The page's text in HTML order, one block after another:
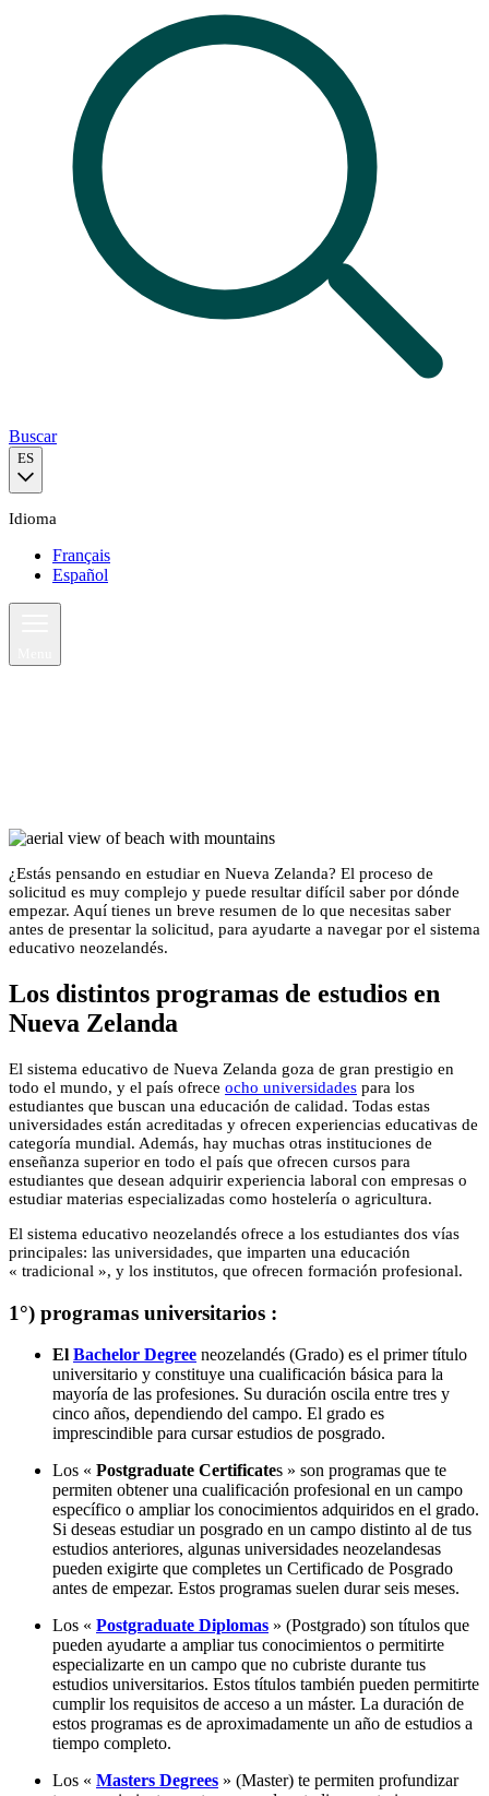
Buscar
ES
Idioma
Français
Español
¿Estás pensando en estudiar en Nueva Zelanda? El proceso de
solicitud es muy complejo y puede resultar difícil saber por dónde
empezar. Aquí tienes un breve resumen de lo que necesitas saber
antes de presentar la solicitud, para ayudarte a navegar por el sistema
educativo neozelandés.
Los distintos programas de estudios en
Nueva Zelanda
El sistema educativo de Nueva Zelanda goza de gran prestigio en
todo el mundo, y el país ofrece ocho universidades para los
estudiantes que buscan una educación de calidad. Todas estas
universidades están acreditadas y ofrecen experiencias educativas de
categoría mundial. Además, hay muchas otras instituciones de
enseñanza superior en todo el país que ofrecen cursos para
estudiantes que desean adquirir experiencia laboral con empresas o
estudiar materias especializadas como hostelería o agricultura.
El sistema educativo neozelandés ofrece a los estudiantes dos vías
principales: las universidades, que imparten una educación
« tradicional », y los institutos, que ofrecen formación profesional.
1°) programas universitarios :
El Bachelor Degree neozelandés (Grado) es el primer título
universitario y constituye una cualificación básica para la
mayoría de las profesiones. Su duración oscila entre tres y
cinco años, dependiendo del campo. El grado es
imprescindible para cursar estudios de posgrado.
Los « Postgraduate Certificates » son programas que te
permiten obtener una cualificación profesional en un campo
específico o ampliar los conocimientos adquiridos en el grado.
Si deseas estudiar un posgrado en un campo distinto al de tus
estudios anteriores, algunas universidades neozelandesas
pueden exigirte que completes un Certificado de Posgrado
antes de empezar. Estos programas suelen durar seis meses.
Los « Postgraduate Diplomas » (Postgrado) son títulos que
pueden ayudarte a ampliar tus conocimientos o permitirte
especializarte en un campo que no cubriste durante tus
estudios universitarios. Estos títulos también pueden permitirte
cumplir los requisitos de acceso a un máster. La duración de
estos programas es de aproximadamente un año de estudios a
tiempo completo.
Los « Masters Degrees » (Master) te permiten profundizar